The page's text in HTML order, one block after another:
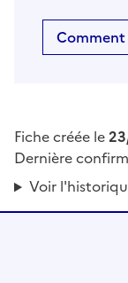
Comment
Fiche créée le
Dernière
Voir